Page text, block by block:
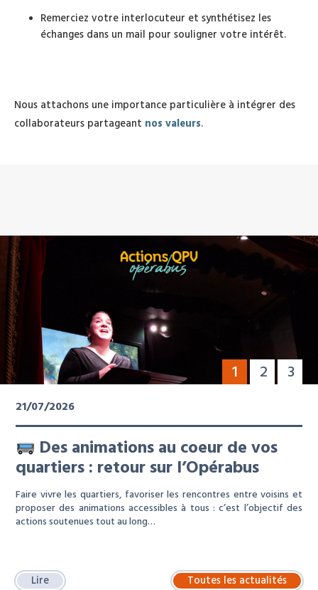
Remerciez votre interlocuteur et synthétisez les
échanges dans un mail pour souligner votre intérêt.
Nous attachons une importance particulière à intégrer des
collaborateurs partageant nos valeurs.
1 2 3
21/07/2026
Des animations au coeur de vos
quartiers : retour sur l’Opérabus
Faire vivre les quartiers, favoriser les rencontres entre voisins et
proposer des animations accessibles à tous : c’est l’objectif des
actions soutenues tout au long…
Lire Toutes les actualités